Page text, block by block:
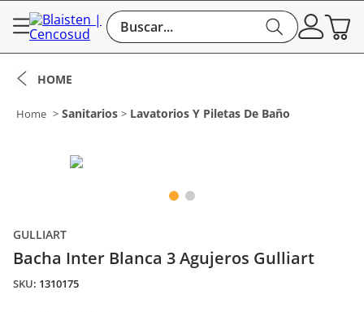
Buscar...
Sanitarios Lavatorios Y Piletas De Baño
GULLIART
Bacha Inter Blanca 3 Agujeros Gulliart
: 1310175